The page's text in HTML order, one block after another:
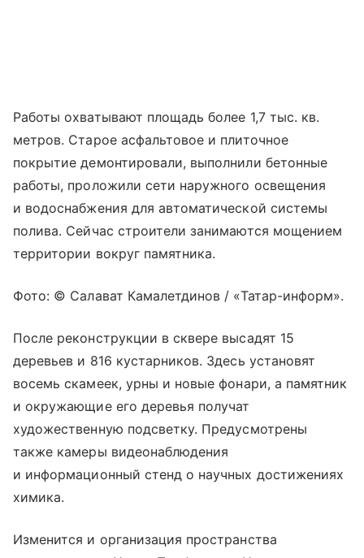
Работы охватывают площадь более 1,7 тыс. кв.
метров. Старое асфальтовое и плиточное
покрытие демонтировали, выполнили бетонные
работы, проложили сети наружного освещения
и водоснабжения для автоматической системы
полива. Сейчас строители занимаются мощением
территории вокруг памятника.
Фото: © Салават Камалетдинов / «Татар-информ».
После реконструкции в сквере высадят 15
деревьев и 816 кустарников. Здесь установят
восемь скамеек, урны и новые фонари, а памятник
и окружающие его деревья получат
художественную подсветку. Предусмотрены
также камеры видеонаблюдения
и информационный стенд о научных достижениях
химика.
Изменится и организация пространства